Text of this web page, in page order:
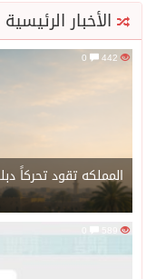
الأخبار الرئيسية
المملكه تقود تحركاً
589